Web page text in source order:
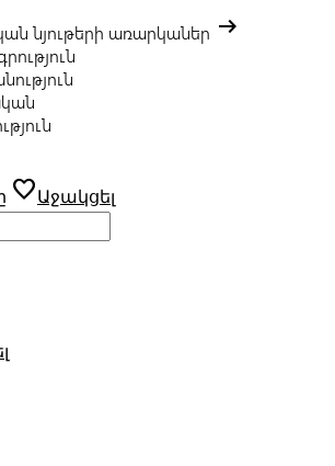
նյութերի առարկաներ arrow_right_alt
favoriteԱջակցել